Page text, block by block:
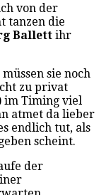
von der
tanzen die
Ballett ihr
sie noch
zu privat
im Timing viel
atmet da lieber
endlich tut, als
scheint.
der